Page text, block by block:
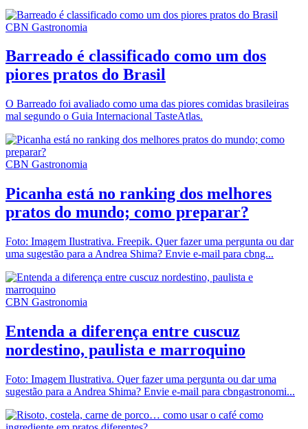
CBN Gastronomia
Barreado é classificado como um dos
piores pratos do Brasil
O Barreado foi avaliado como uma das piores comidas brasileiras
mal segundo o Guia Internacional TasteAtlas.
CBN Gastronomia
Picanha está no ranking dos melhores
pratos do mundo; como preparar?
Foto: Imagem Ilustrativa. Freepik. Quer fazer uma pergunta ou dar
uma sugestão para a Andrea Shima? Envie e-mail para cbng...
CBN Gastronomia
Entenda a diferença entre cuscuz
nordestino, paulista e marroquino
Foto: Imagem Ilustrativa. Quer fazer uma pergunta ou dar uma
sugestão para a Andrea Shima? Envie e-mail para cbngastronomi...